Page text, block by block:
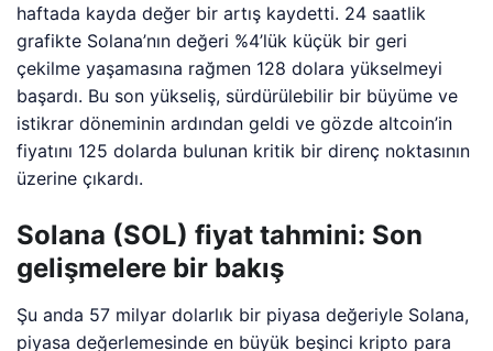
haftada kayda değer bir artış kaydetti. 24 saatlik
grafikte Solana’nın değeri %4’lük küçük bir geri
çekilme yaşamasına rağmen 128 dolara yükselmeyi
başardı. Bu son yükseliş, sürdürülebilir bir büyüme ve
istikrar döneminin ardından geldi ve gözde altcoin’in
fiyatını 125 dolarda bulunan kritik bir direnç noktasının
üzerine çıkardı.
Solana (SOL) fiyat tahmini: Son
gelişmelere bir bakış
Şu anda 57 milyar dolarlık bir piyasa değeriyle Solana,
piyasa değerlemesinde en büyük beşinci kripto para